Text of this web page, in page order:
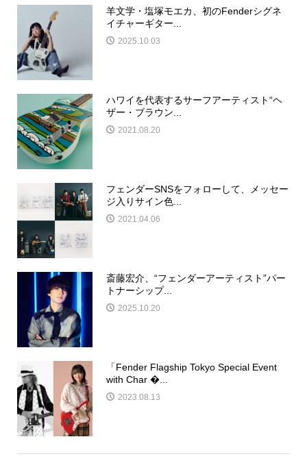
羊文学・塩塚モエカ、初のFenderシグネ
イチャーギター...
2025.10.03
ハワイを代表するサーフアーティスト“ヘ
ザー・ブラウン...
2021.08.20
フェンダーSNSをフォローして、メッセー
ジ入りサイン色...
2021.04.06
斎藤宏介、“フェンダーアーティスト”パー
トナーシップ...
2025.10.20
「Fender Flagship Tokyo Special Event
with Char �...
2023.08.13